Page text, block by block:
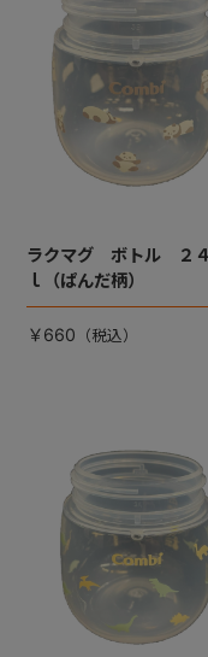
ラクマグ ボトル ２
ｌ（ぱんだ柄）
￥660